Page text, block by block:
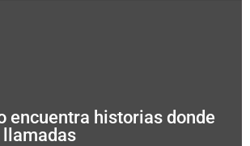
encuentra historias donde
llamadas